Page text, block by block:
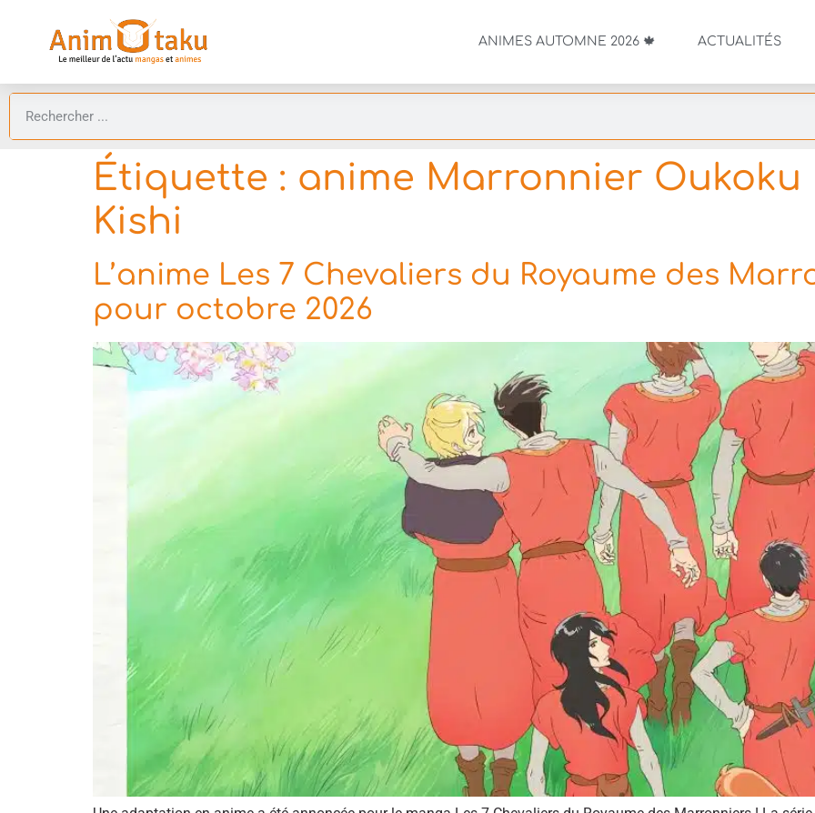
ANIMES AUTOMNE 2026 🍁 ACTUALITÉS
Étiquette : anime Marronnier
Kishi
L’anime Les 7 Chevaliers du Royaume des
pour octobre 2026